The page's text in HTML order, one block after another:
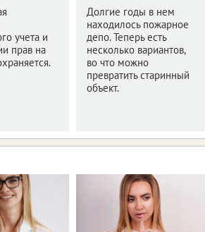
учета и
прав на
Долгие годы в нем
находилось пожарное
депо. Теперь есть
несколько вариантов,
во что можно
превратить старинный
объект.